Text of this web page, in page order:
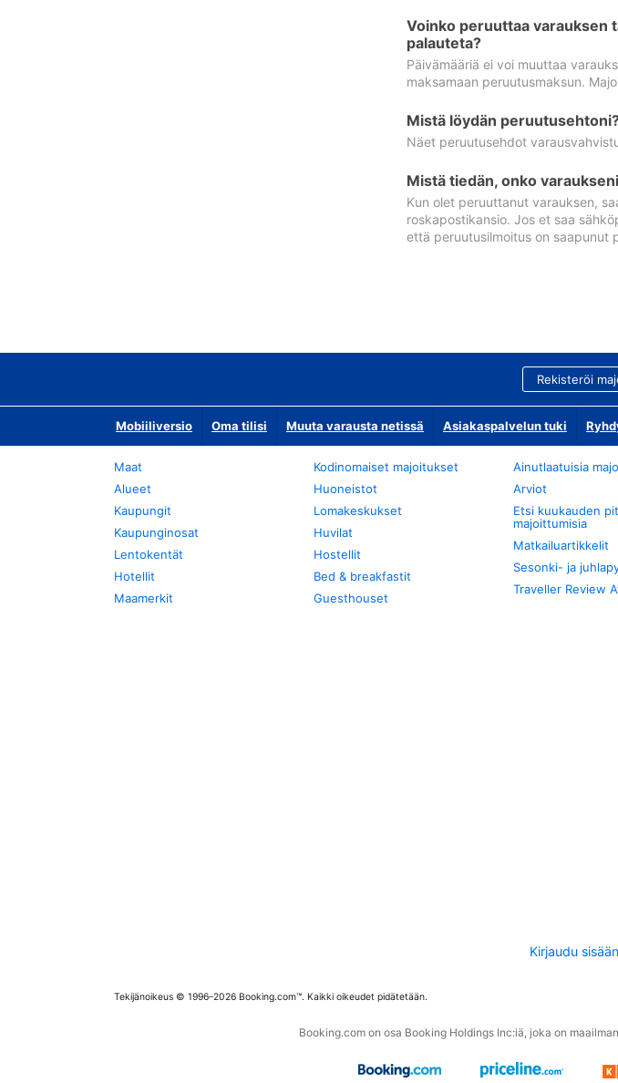
Voinko peruuttaa varauksen
palauteta?
Päivämääriä ei voi muuttaa
maksamaan peruutusmaksun.
Mistä löydän
Näet peruutusehdot
Mistä tiedän, onko
Kun olet peruuttanut varauksen,
roskapostikansio. Jos et saa
että peruutusilmoitus on saapunut
Rekisteröi
Mobiiliversio Oma tilisi Muuta varausta netissä Asiakaspalvelun tuki
Maat
Alueet
Kaupungit
Kaupunginosat
Lentokentät
Hotellit
Maamerkit
Kodinomaiset majoitukset
Huoneistot
Lomakeskukset
Huvilat
Hostellit
Bed & breakfastit
Guesthouset
Ainutlaatuisia
Arviot
Etsi kuukauden
majoittumisia
Matkailuartikkelit
Sesonki- ja
Traveller Review
Kirjaudu
Tekijänoikeus © 1996–2026 Booking.com™. Kaikki oikeudet pidätetään.
Booking.com on osa Booking Holdings Inc:iä, joka on